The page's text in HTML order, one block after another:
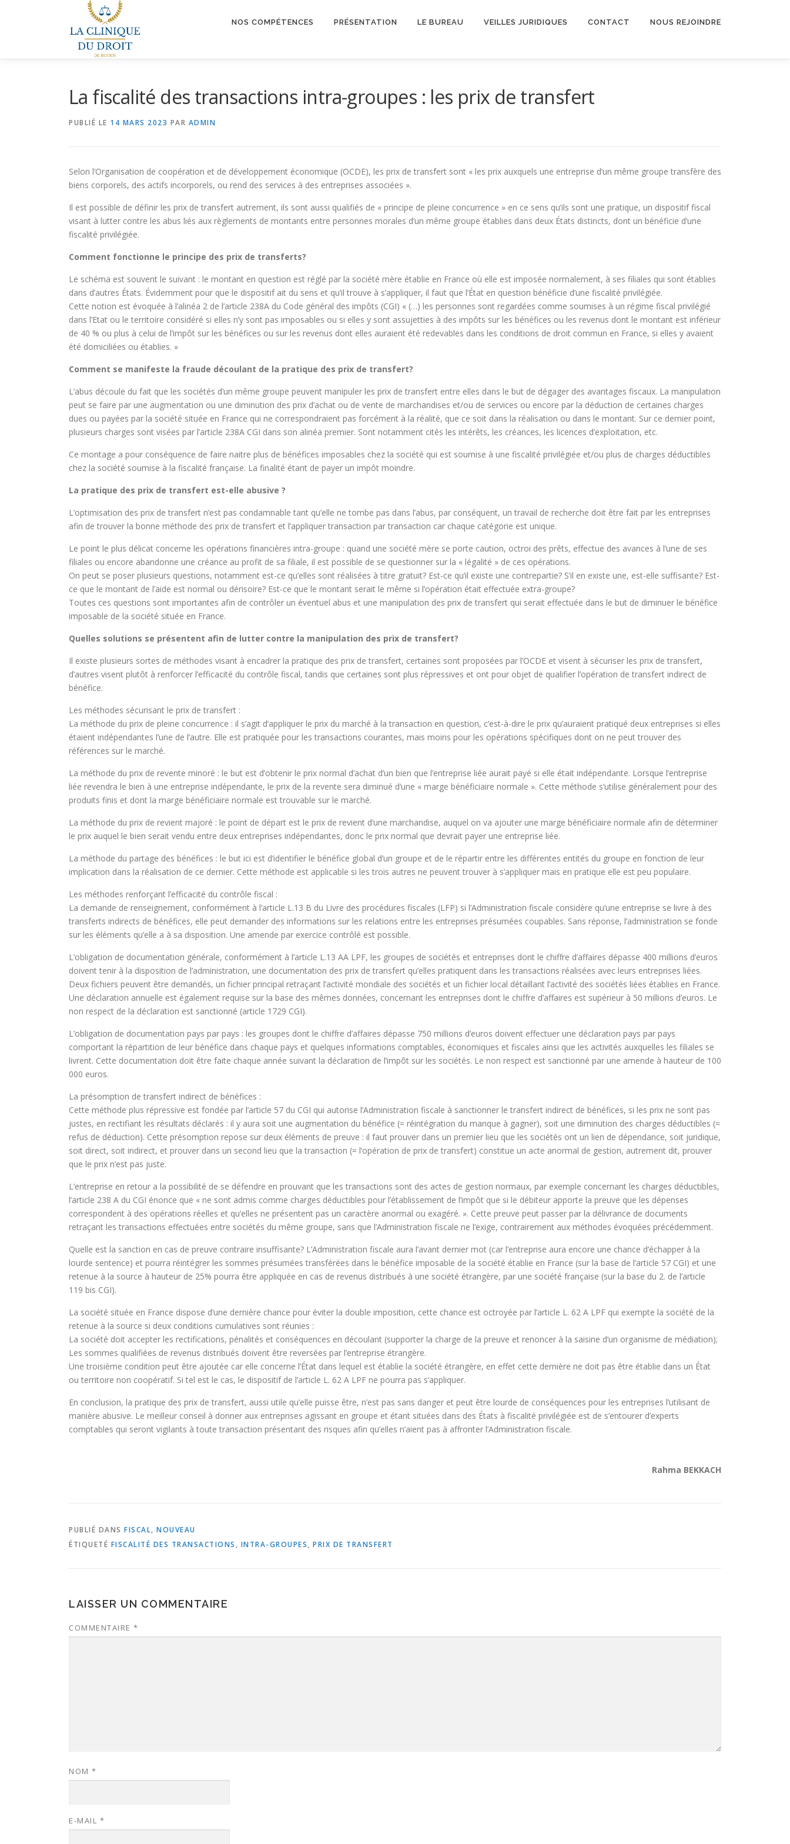
NOS COMPÉTENCES PRÉSENTATION LE BUREAU VEILLES JURIDIQUES CONTACT NOUS REJOINDRE
La fiscalité des transactions intra-groupes : les prix de transfert
PUBLIÉ LE 14 MARS 2023 PAR ADMIN
Selon l’Organisation de coopération et de développement économique (OCDE), les prix de transfert sont « les prix auxquels une entreprise d’un même groupe transfère des
biens corporels, des actifs incorporels, ou rend des services à des entreprises associées ».
Il est possible de définir les prix de transfert autrement, ils sont aussi qualifiés de « principe de pleine concurrence » en ce sens qu’ils sont une pratique, un dispositif fiscal
visant à lutter contre les abus liés aux règlements de montants entre personnes morales d’un même groupe établies dans deux États distincts, dont un bénéficie d’une
fiscalité privilégiée.
Comment fonctionne le principe des prix de transferts?
Le schéma est souvent le suivant : le montant en question est réglé par la société mère établie en France où elle est imposée normalement, à ses filiales qui sont établies
dans d’autres États. Évidemment pour que le dispositif ait du sens et qu’il trouve à s’appliquer, il faut que l’État en question bénéficie d’une fiscalité privilégiée.
Cette notion est évoquée à l’alinéa 2 de l’article 238A du Code général des impôts (CGI) « (…) les personnes sont regardées comme soumises à un régime fiscal privilégié
dans l’Etat ou le territoire considéré si elles n’y sont pas imposables ou si elles y sont assujetties à des impôts sur les bénéfices ou les revenus dont le montant est inférieur
de 40 % ou plus à celui de l’impôt sur les bénéfices ou sur les revenus dont elles auraient été redevables dans les conditions de droit commun en France, si elles y avaient
été domiciliées ou établies. »
Comment se manifeste la fraude découlant de la pratique des prix de transfert?
L’abus découle du fait que les sociétés d’un même groupe peuvent manipuler les prix de transfert entre elles dans le but de dégager des avantages fiscaux. La manipulation
peut se faire par une augmentation ou une diminution des prix d’achat ou de vente de marchandises et/ou de services ou encore par la déduction de certaines charges
dues ou payées par la société située en France qui ne correspondraient pas forcément à la réalité, que ce soit dans la réalisation ou dans le montant. Sur ce dernier point,
plusieurs charges sont visées par l’article 238A CGI dans son alinéa premier. Sont notamment cités les intérêts, les créances, les licences d’exploitation, etc.
Ce montage a pour conséquence de faire naitre plus de bénéfices imposables chez la société qui est soumise à une fiscalité privilégiée et/ou plus de charges déductibles
chez la société soumise à la fiscalité française. La finalité étant de payer un impôt moindre.
La pratique des prix de transfert est-elle abusive ?
L’optimisation des prix de transfert n’est pas condamnable tant qu’elle ne tombe pas dans l’abus, par conséquent, un travail de recherche doit être fait par les entreprises
afin de trouver la bonne méthode des prix de transfert et l’appliquer transaction par transaction car chaque catégorie est unique.
Le point le plus délicat concerne les opérations financières intra-groupe : quand une société mère se porte caution, octroi des prêts, effectue des avances à l’une de ses
filiales ou encore abandonne une créance au profit de sa filiale, il est possible de se questionner sur la « légalité » de ces opérations.
On peut se poser plusieurs questions, notamment est-ce qu’elles sont réalisées à titre gratuit? Est-ce qu’il existe une contrepartie? S’il en existe une, est-elle suffisante? Est-
ce que le montant de l’aide est normal ou dérisoire? Est-ce que le montant serait le même si l’opération était effectuée extra-groupe?
Toutes ces questions sont importantes afin de contrôler un éventuel abus et une manipulation des prix de transfert qui serait effectuée dans le but de diminuer le bénéfice
imposable de la société située en France.
Quelles solutions se présentent afin de lutter contre la manipulation des prix de transfert?
Il existe plusieurs sortes de méthodes visant à encadrer la pratique des prix de transfert, certaines sont proposées par l’OCDE et visent à sécuriser les prix de transfert,
d’autres visent plutôt à renforcer l’efficacité du contrôle fiscal, tandis que certaines sont plus répressives et ont pour objet de qualifier l’opération de transfert indirect de
bénéfice.
Les méthodes sécurisant le prix de transfert :
La méthode du prix de pleine concurrence : il s’agit d’appliquer le prix du marché à la transaction en question, c’est-à-dire le prix qu’auraient pratiqué deux entreprises si elles
étaient indépendantes l’une de l’autre. Elle est pratiquée pour les transactions courantes, mais moins pour les opérations spécifiques dont on ne peut trouver des
références sur le marché.
La méthode du prix de revente minoré : le but est d’obtenir le prix normal d’achat d’un bien que l’entreprise liée aurait payé si elle était indépendante. Lorsque l’entreprise
liée revendra le bien à une entreprise indépendante, le prix de la revente sera diminué d’une « marge bénéficiaire normale ». Cette méthode s’utilise généralement pour des
produits finis et dont la marge bénéficiaire normale est trouvable sur le marché.
La méthode du prix de revient majoré : le point de départ est le prix de revient d’une marchandise, auquel on va ajouter une marge bénéficiaire normale afin de déterminer
le prix auquel le bien serait vendu entre deux entreprises indépendantes, donc le prix normal que devrait payer une entreprise liée.
La méthode du partage des bénéfices : le but ici est d’identifier le bénéfice global d’un groupe et de le répartir entre les différentes entités du groupe en fonction de leur
implication dans la réalisation de ce dernier. Cette méthode est applicable si les trois autres ne peuvent trouver à s’appliquer mais en pratique elle est peu populaire.
Les méthodes renforçant l’efficacité du contrôle fiscal :
La demande de renseignement, conformément à l’article L.13 B du Livre des procédures fiscales (LFP) si l’Administration fiscale considère qu’une entreprise se livre à des
transferts indirects de bénéfices, elle peut demander des informations sur les relations entre les entreprises présumées coupables. Sans réponse, l’administration se fonde
sur les éléments qu’elle a à sa disposition. Une amende par exercice contrôlé est possible.
L’obligation de documentation générale, conformément à l’article L.13 AA LPF, les groupes de sociétés et entreprises dont le chiffre d’affaires dépasse 400 millions d’euros
doivent tenir à la disposition de l’administration, une documentation des prix de transfert qu’elles pratiquent dans les transactions réalisées avec leurs entreprises liées.
Deux fichiers peuvent être demandés, un fichier principal retraçant l’activité mondiale des sociétés et un fichier local détaillant l’activité des sociétés liées établies en France.
Une déclaration annuelle est également requise sur la base des mêmes données, concernant les entreprises dont le chiffre d’affaires est supérieur à 50 millions d’euros. Le
non respect de la déclaration est sanctionné (article 1729 CGI).
L’obligation de documentation pays par pays : les groupes dont le chiffre d’affaires dépasse 750 millions d’euros doivent effectuer une déclaration pays par pays
comportant la répartition de leur bénéfice dans chaque pays et quelques informations comptables, économiques et fiscales ainsi que les activités auxquelles les filiales se
livrent. Cette documentation doit être faite chaque année suivant la déclaration de l’impôt sur les sociétés. Le non respect est sanctionné par une amende à hauteur de 100
000 euros.
La présomption de transfert indirect de bénéfices :
Cette méthode plus répressive est fondée par l’article 57 du CGI qui autorise l’Administration fiscale à sanctionner le transfert indirect de bénéfices, si les prix ne sont pas
justes, en rectifiant les résultats déclarés : il y aura soit une augmentation du bénéfice (= réintégration du manque à gagner), soit une diminution des charges déductibles (=
refus de déduction). Cette présomption repose sur deux éléments de preuve : il faut prouver dans un premier lieu que les sociétés ont un lien de dépendance, soit juridique,
soit direct, soit indirect, et prouver dans un second lieu que la transaction (= l’opération de prix de transfert) constitue un acte anormal de gestion, autrement dit, prouver
que le prix n’est pas juste.
L’entreprise en retour a la possibilité de se défendre en prouvant que les transactions sont des actes de gestion normaux, par exemple concernant les charges déductibles,
l’article 238 A du CGI énonce que « ne sont admis comme charges déductibles pour l’établissement de l’impôt que si le débiteur apporte la preuve que les dépenses
correspondent à des opérations réelles et qu’elles ne présentent pas un caractère anormal ou exagéré. ». Cette preuve peut passer par la délivrance de documents
retraçant les transactions effectuées entre sociétés du même groupe, sans que l’Administration fiscale ne l’exige, contrairement aux méthodes évoquées précédemment.
Quelle est la sanction en cas de preuve contraire insuffisante? L’Administration fiscale aura l’avant dernier mot (car l’entreprise aura encore une chance d’échapper à la
lourde sentence) et pourra réintégrer les sommes présumées transférées dans le bénéfice imposable de la société établie en France (sur la base de l’article 57 CGI) et une
retenue à la source à hauteur de 25% pourra être appliquée en cas de revenus distribués à une société étrangère, par une société française (sur la base du 2. de l’article
119 bis CGI).
La société située en France dispose d’une dernière chance pour éviter la double imposition, cette chance est octroyée par l’article L. 62 A LPF qui exempte la société de la
retenue à la source si deux conditions cumulatives sont réunies :
La société doit accepter les rectifications, pénalités et conséquences en découlant (supporter la charge de la preuve et renoncer à la saisine d’un organisme de médiation);
Les sommes qualifiées de revenus distribués doivent être reversées par l’entreprise étrangère.
Une troisième condition peut être ajoutée car elle concerne l’État dans lequel est établie la société étrangère, en effet cette dernière ne doit pas être établie dans un État
ou territoire non coopératif. Si tel est le cas, le dispositif de l’article L. 62 A LPF ne pourra pas s’appliquer.
En conclusion, la pratique des prix de transfert, aussi utile qu’elle puisse être, n’est pas sans danger et peut être lourde de conséquences pour les entreprises l’utilisant de
manière abusive. Le meilleur conseil à donner aux entreprises agissant en groupe et étant situées dans des États à fiscalité privilégiée est de s’entourer d’experts
comptables qui seront vigilants à toute transaction présentant des risques afin qu’elles n’aient pas à affronter l’Administration fiscale.
Rahma BEKKACH
PUBLIÉ DANS FISCAL, NOUVEAU
ÉTIQUETÉ FISCALITÉ DES TRANSACTIONS , INTRA-GROUPES, PRIX DE TRANSFERT
LAISSER UN COMMENTAIRE
COMMENTAIRE *
NOM *
E-MAIL *